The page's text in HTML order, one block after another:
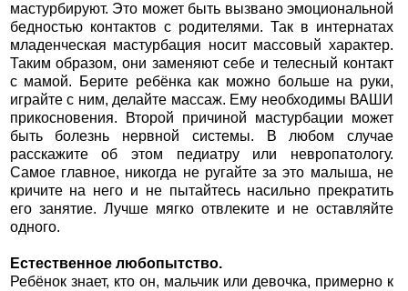
мастурбируют. Это может быть вызвано эмоциональной
бедностью контактов с родителями. Так в интернатах
младенческая мастурбация носит массовый характер.
Таким образом, они заменяют себе и телесный контакт
с мамой. Берите ребёнка как можно больше на руки,
играйте с ним, делайте массаж. Ему необходимы ВАШИ
прикосновения. Второй причиной мастурбации может
быть болезнь нервной системы. В любом случае
расскажите об этом педиатру или невропатологу.
Cамое главное, никогда не ругайте за это малыша, не
кричите на него и не пытайтесь насильно прекратить
его занятие. Лучше мягко отвлеките и не оставляйте
одного.
Естественное любопытство.
Ребёнок знает, кто он, мальчик или девочка, примерно к